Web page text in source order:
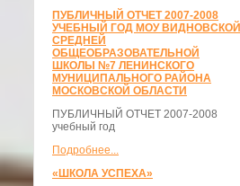
ПУБЛИЧНЫЙ ОТЧЕТ 2007-2008
УЧЕБНЫЙ ГОД МОУ ВИДНОВСКОЙ
СРЕДНЕЙ
ОБЩЕОБРАЗОВАТЕЛЬНОЙ
ШКОЛЫ №7 ЛЕНИНСКОГО
МУНИЦИПАЛЬНОГО РАЙОНА
МОСКОВСКОЙ ОБЛАСТИ
ПУБЛИЧНЫЙ ОТЧЕТ 2007-2008
учебный год
Подробнее...
«ШКОЛА УСПЕХА»